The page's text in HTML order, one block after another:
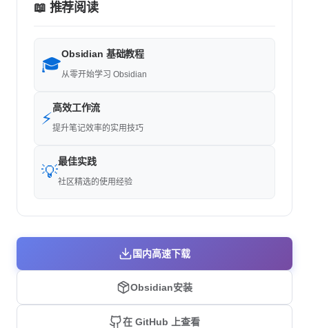
📖 推荐阅读
🎓
Obsidian 基础教程
从零开始学习 Obsidian
⚡
高效工作流
提升笔记效率的实用技巧
💡
最佳实践
社区精选的使用经验
国内高速下载
Obsidian安装
在 GitHub 上查看